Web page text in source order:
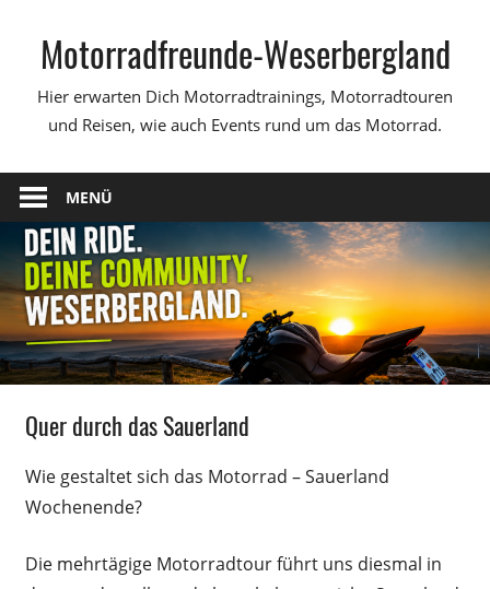
springenMotorradfreunde-Weserbergland
Hier erwarten Dich Motorradtrainings, Motorradtouren
und Reisen, wie auch Events rund um das Motorrad.
MENÜ
Quer durch das Sauerland
Wie gestaltet sich das Motorrad – Sauerland
Wochenende?
Die mehrtägige Motorradtour führt uns diesmal in